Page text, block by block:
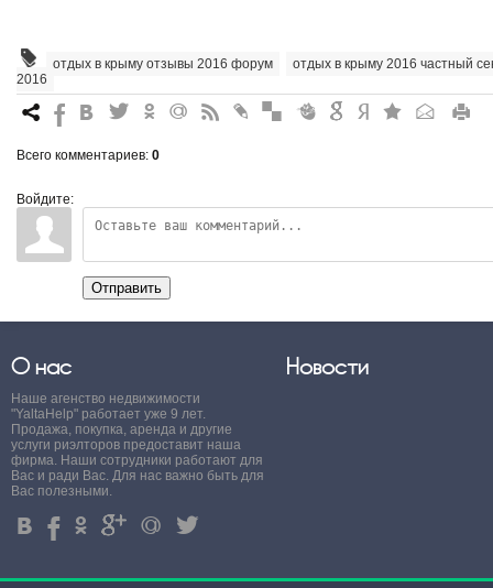
отдых в крыму отзывы 2016 форум
отдых в крыму 2016 частный
2016
7 % 4 3 . + 0 * # " & 6 Q P R
Всего комментариев: 0
Войдите:
Отправить
О нас
Наше агенство недвижимости
"YaltaHelp" работает уже 9 лет.
Продажа, покупка, аренда и другие
услуги риэлторов предоставит наша
фирма. Наши сотрудники работают для
Вас и ради Вас. Для нас важно быть для
Вас полезными.
4 % . ' + 3
Новости